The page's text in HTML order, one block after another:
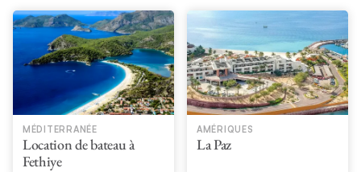
MÉDITERRANÉE
Location de bateau à
Fethiye
AMÉRIQUES
La Paz